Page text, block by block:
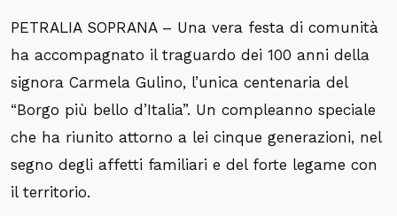
PETRALIA SOPRANA – Una vera festa di comunità
ha accompagnato il traguardo dei 100 anni della
signora Carmela Gulino, l’unica centenaria del
“Borgo più bello d’Italia”. Un compleanno speciale
che ha riunito attorno a lei cinque generazioni, nel
segno degli affetti familiari e del forte legame con
il territorio.